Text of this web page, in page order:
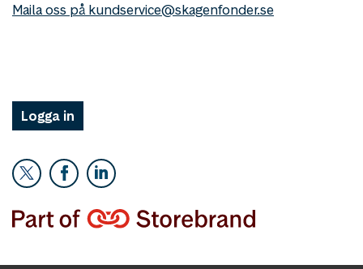
Maila oss på kundservice@skagenfonder.se
Logga in